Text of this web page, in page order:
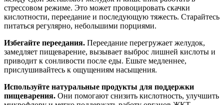
стрессовом режиме. Это может провоцировать скачки
кислотности, переедание и последующую тяжесть. Старайтесь
питаться регулярно, небольшими порциями.
Избегайте переедания. Переедание перегружает желудок,
замедляет пищеварение, вызывает выброс лишней кислоты и
приводит к сонливости после еды. Ешьте медленнее,
прислушивайтесь к ощущениям насыщения.
Используйте натуральные продукты для поддержки
пищеварения. Они помогают снизить кислотность, улучшить